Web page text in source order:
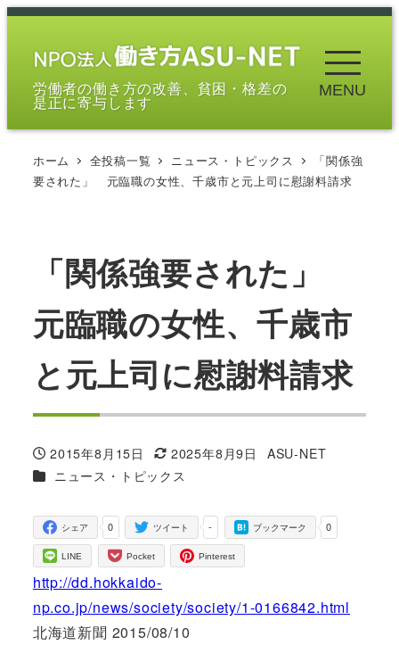
メ
労働者の働き方の改善、貧困・格差の
是正に寄与します
MENU
ホーム 全投稿一覧 ニュース・トピックス
「関係強
要された」 元臨職の女性、千歳市と元上司に慰謝料請求
「関係強要された」
元臨職の女性、千歳市
と元上司に慰謝料請求
投稿日
2015年8月15日
更新日
2025年8月9日
著
ASU-NET
カテゴリー
ニュース・トピックス
0
シェア -
ツイート 0
ブックマーク
LINE Pocket Pinterest
http://dd.hokkaido-
np.co.jp/news/society/society/1-0166842.html
北海道新聞 2015/08/10